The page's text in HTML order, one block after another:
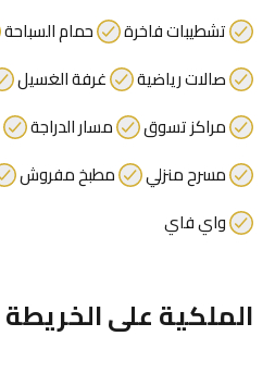
تشطيبات فاخرة
حمام السباحة
صالات رياضية
غرفة الغسيل
مراكز تسوق
مسار الدراجة
مسرح منزلي
مطبخ مفروش
واي فاي
الملكية على الخريطة